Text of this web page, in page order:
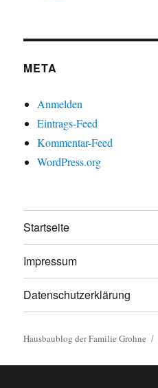
META
Anmelden
Eintrags-Feed
Kommentar-Feed
WordPress.org
Startseite
Impressum
Datenschutzerklärung
Hausbaublog der Familie Grohne